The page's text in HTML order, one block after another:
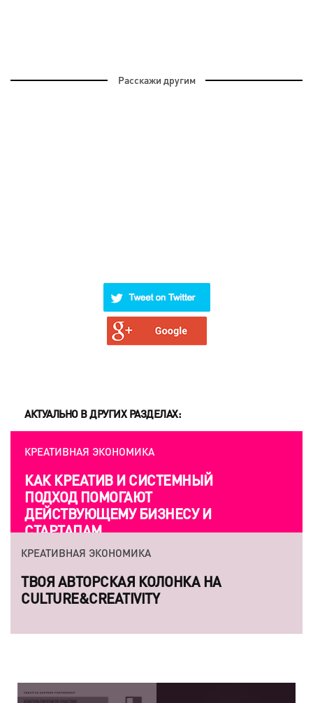
Расскажи другим
АКТУАЛЬНО В ДРУГИХ РАЗДЕЛАХ:
КРЕАТИВНАЯ ЭКОНОМИКА
КАК КРЕАТИВ И СИСТЕМНЫЙ
ПОДХОД ПОМОГАЮТ
ДЕЙСТВУЮЩЕМУ БИЗНЕСУ И
СТАРТАПАМ
КРЕАТИВНАЯ ЭКОНОМИКА
ИРИНА МАРКОНИ: «МНЕ
ИНТЕРЕСНО ПОКАЗАТЬ
ЭФЕМЕРНОСТЬ ТЕАТРА, КАК
ИСКУССТВА»
КРЕАТИВНАЯ ЭКОНОМИКА
ТВОЯ АВТОРСКАЯ КОЛОНКА НА
CULTURE&CREATIVITY
КРЕАТИВНАЯ ЭКОНОМИКА
7 КНИГ, КОТОРЫЕ СПОСОБНЫ ЗАВОЕВАТЬ
СЕРДЦА КРЕАТИВНЫХ ЛИЧНОСТЕЙ